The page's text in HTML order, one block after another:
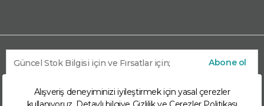
Alışveriş deneyiminizi iyileştirmek için yasal çerezler
Abone ol